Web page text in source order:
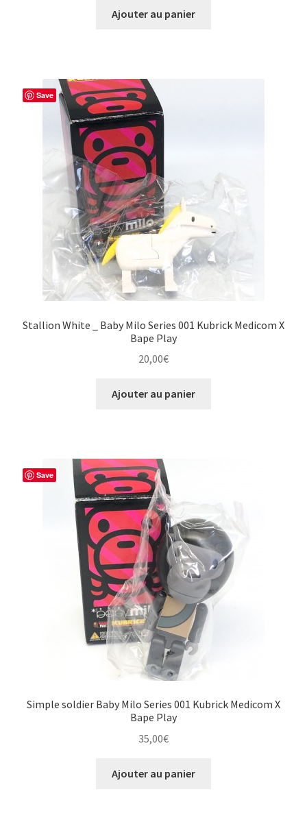
Ajouter au panier
Save
Stallion White _ Baby Milo Series 001 Kubrick Medicom X
Bape Play
20,00€
Ajouter au panier
Save
Simple soldier Baby Milo Series 001 Kubrick Medicom X
Bape Play
35,00€
Ajouter au panier